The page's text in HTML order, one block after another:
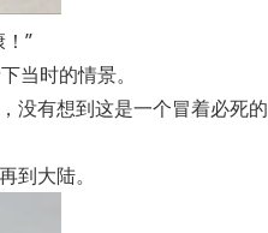
”
当时的情景。
没有想到这是一个冒着必死的
大陆。